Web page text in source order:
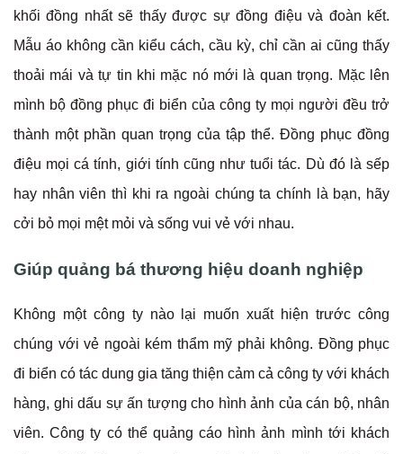
khối đồng nhất sẽ thấy được sự đồng điệu và đoàn kết.
Mẫu áo không cần kiểu cách, cầu kỳ, chỉ cần ai cũng thấy
thoải mái và tự tin khi mặc nó mới là quan trọng. Mặc lên
mình bộ đồng phục đi biển của công ty mọi người đều trở
thành một phần quan trọng của tập thể. Đồng phục đồng
điệu mọi cá tính, giới tính cũng như tuổi tác. Dù đó là sếp
hay nhân viên thì khi ra ngoài chúng ta chính là bạn, hãy
cởi bỏ mọi mệt mỏi và sống vui vẻ với nhau.
Giúp quảng bá thương hiệu doanh nghiệp
Không một công ty nào lại muốn xuất hiện trước công
chúng với vẻ ngoài kém thẩm mỹ phải không. Đồng phục
đi biển có tác dung gia tăng thiện cảm cả công ty với khách
hàng, ghi dấu sự ấn tượng cho hình ảnh của cán bộ, nhân
viên. Công ty có thể quảng cáo hình ảnh mình tới khách